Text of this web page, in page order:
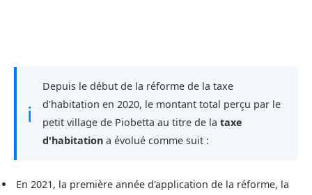
ℹ
Depuis le début de la réforme de la taxe
d'habitation en 2020, le montant total perçu par le
petit village de Piobetta au titre de la taxe
d'habitation a évolué comme suit :
En 2021, la première année d'application de la réforme, la